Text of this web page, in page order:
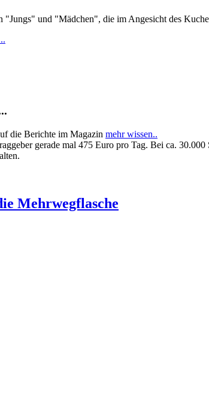
"Jungs" und "Mädchen", die im Angesicht des
die Berichte im Magazin mehr wissen..
gerade mal 475 Euro pro Tag. Bei ca.
Mehrwegflasche